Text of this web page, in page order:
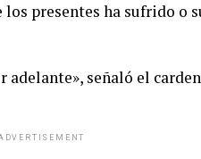
presentes ha sufrido o
adelante», señaló el